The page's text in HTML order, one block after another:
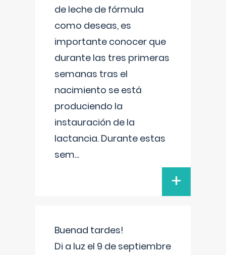
de leche de fórmula
como deseas, es
importante conocer que
durante las tres primeras
semanas tras el
nacimiento se está
produciendo la
instauración de la
lactancia. Durante estas
sem...
+
Buenad tardes!
Di a luz el 9 de septiembre